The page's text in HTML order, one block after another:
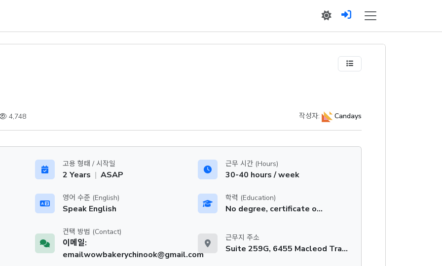
4,748 작성자: Candays
고용 형태 / 시작일
2 Years | ASAP
근무 시간 (Hours)
30-40 hours / week
영어 수준 (English)
Speak English
학력 (Education)
No degree, certificate or diploma
컨택 방법 (Contact)
이메일:
emailwowbakerychinook@gmail.com
근무지 주소
Suite 259G, 6455 Macleod Trail SW, Calgary, AB